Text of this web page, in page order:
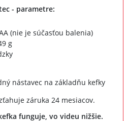
- parametre:
(nie je súčasťou balenia)
g
nástavec na základňu kefky
záruka 24 mesiacov.
funguje, vo videu nižšie.